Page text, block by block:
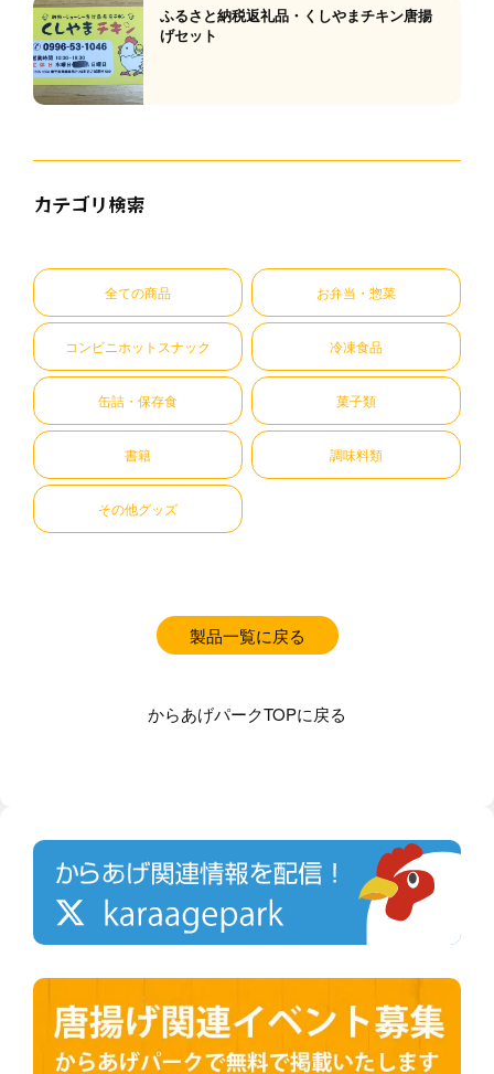
ふるさと納税返礼品・くしやまチキン唐揚
げセット
カテゴリ検索
全ての商品 お弁当・惣菜
コンビニホットスナック 冷凍食品
缶詰・保存食 菓子類
書籍 調味料類
その他グッズ
製品一覧に戻る
からあげパークTOPに戻る